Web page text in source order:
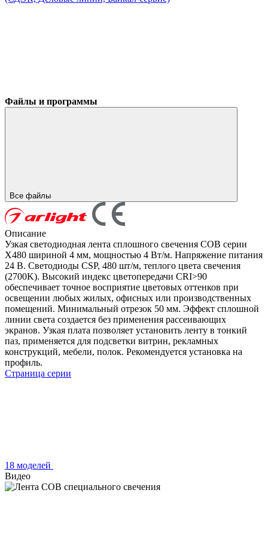
Файлы и программы
Все файлы
Описание
Узкая светодиодная лента сплошного свечения COB серии
X480 шириной 4 мм, мощностью 4 Вт/м. Напряжение питания
24 В. Светодиоды CSP, 480 шт/м, теплого цвета свечения
(2700K). Высокий индекс цветопередачи CRI>90
обеспечивает точное восприятие цветовых оттенков при
освещении любых жилых, офисных или производственных
помещений. Минимальный отрезок 50 мм. Эффект сплошной
линии света создается без применения рассеивающих
экранов. Узкая плата позволяет установить ленту в тонкий
паз, применяется для подсветки витрин, рекламных
конструкций, мебели, полок. Рекомендуется установка на
профиль.
Страница серии
18 моделей
Видео